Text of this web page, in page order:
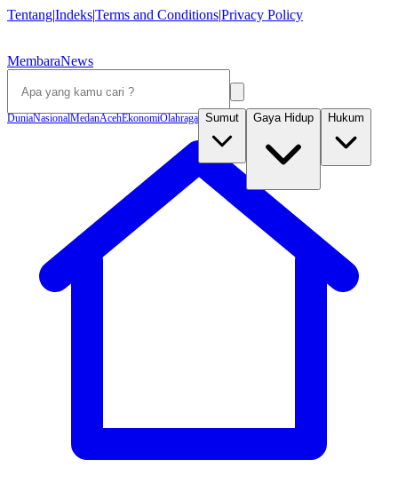
Tentang|Indeks|Terms and Conditions|Privacy Policy
MembaraNews
DuniaNasionalMedanAcehEkonomiOlahraga Sumut Gaya Hidup Hukum